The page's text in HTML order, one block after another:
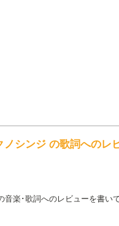
シンジ の歌詞へのレ
音楽･歌詞へのレビューを書い